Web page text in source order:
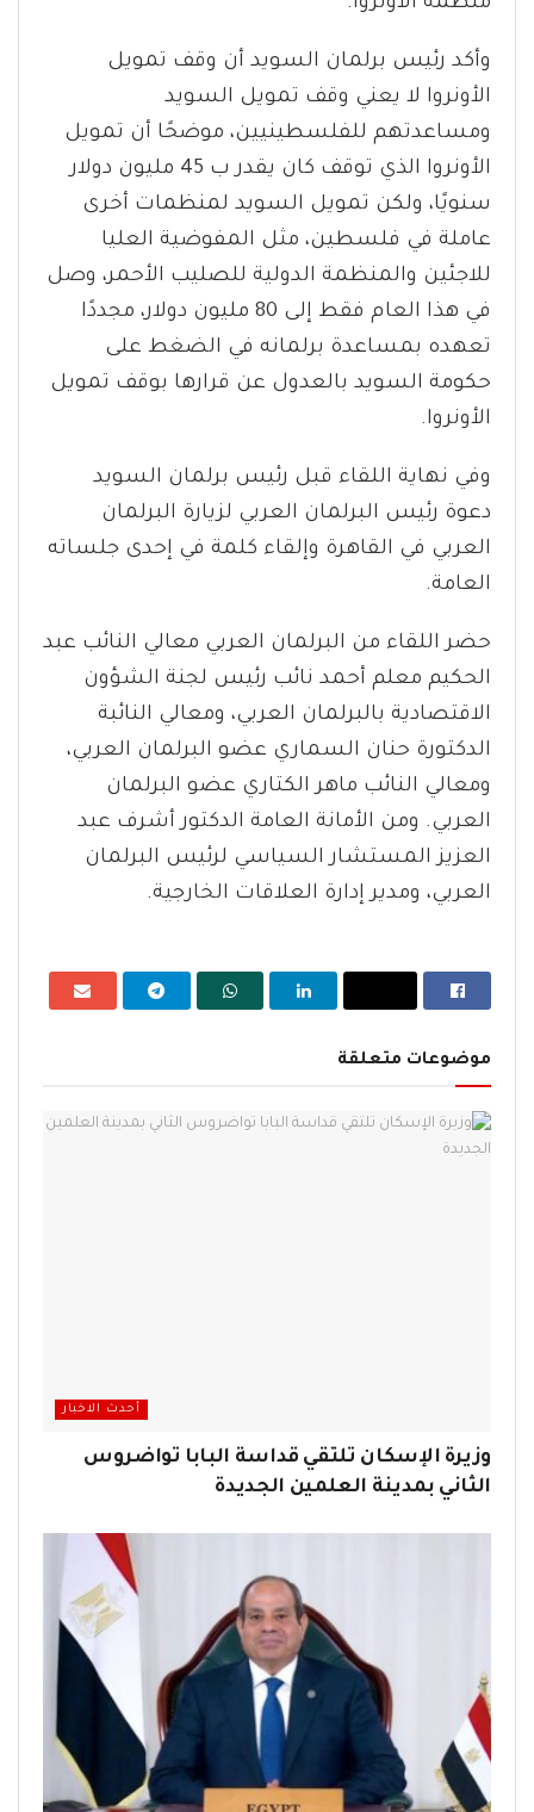
منظمة الأونروا.
وأكد رئيس برلمان السويد أن وقف تمويل
الأونروا لا يعني وقف تمويل السويد
ومساعدتهم للفلسطينيين، موضحًا أن تمويل
الأونروا الذي توقف كان يقدر ب 45 مليون دولار
سنويًا، ولكن تمويل السويد لمنظمات أخرى
عاملة في فلسطين، مثل المفوضية العليا
للاجئين والمنظمة الدولية للصليب الأحمر، وصل
في هذا العام فقط إلى 80 مليون دولار، مجددًا
تعهده بمساعدة برلمانه في الضغط على
حكومة السويد بالعدول عن قرارها بوقف تمويل
الأونروا.
وفي نهاية اللقاء قبل رئيس برلمان السويد
دعوة رئيس البرلمان العربي لزيارة البرلمان
العربي في القاهرة وإلقاء كلمة في إحدى جلساته
العامة.
حضر اللقاء من البرلمان العربي معالي النائب عبد
الحكيم معلم أحمد نائب رئيس لجنة الشؤون
الاقتصادية بالبرلمان العربي، ومعالي النائبة
الدكتورة حنان السماري عضو البرلمان العربي،
ومعالي النائب ماهر الكتاري عضو البرلمان
العربي. ومن الأمانة العامة الدكتور أشرف عبد
العزيز المستشار السياسي لرئيس البرلمان
العربي، ومدير إدارة العلاقات الخارجية.
موضوعات متعلقة
أحدث الاخبار
وزيرة الإسكان تلتقي قداسة البابا تواضروس
الثاني بمدينة العلمين الجديدة